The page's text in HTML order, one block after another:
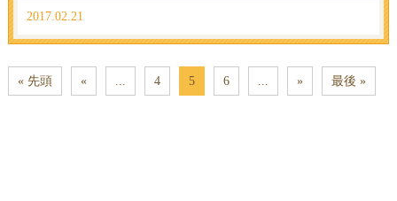
2017.02.21
« 先頭 « ... 4 5 6 ... » 最後 »